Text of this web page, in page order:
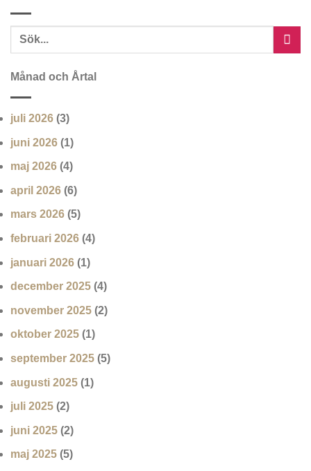
Månad och Årtal
juli 2026 (3)
juni 2026 (1)
maj 2026 (4)
april 2026 (6)
mars 2026 (5)
februari 2026 (4)
januari 2026 (1)
december 2025 (4)
november 2025 (2)
oktober 2025 (1)
september 2025 (5)
augusti 2025 (1)
juli 2025 (2)
juni 2025 (2)
maj 2025 (5)